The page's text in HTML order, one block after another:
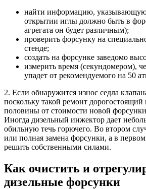
найти информацию, указывающую
открытии иглы должно быть в
агрегата он будет различным);
проверить форсунку на
стенде;
создать на форсунке заведомо
измерить время (секундомером),
упадет от рекомендуемого на 50
2. Если обнаружится износ седла
поскольку такой ремонт
половины от стоимости новой
Иногда дизельный инжектор дает
обильную течь горючего. Во втором
или полная замена форсунки, а в
решить собственными силами.
Как очистить и
дизельные форсунки